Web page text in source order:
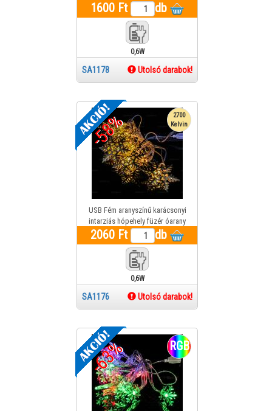
működik óarany fénnyel
1600 Ft db
0,6W
SA1178 Utolsó darabok!
-58%
2700
Kelvin
USB Fém aranyszínű karácsonyi
intarziás hópehely füzér óarany
fénnyel
2060 Ft db
0,6W
SA1176 Utolsó darabok!
-63% RGB